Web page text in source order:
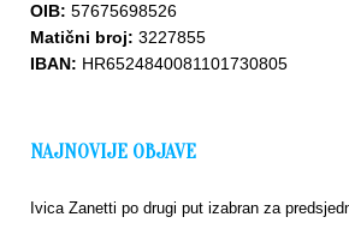
OIB: 57675698526
Matični broj: 3227855
IBAN: HR6524840081101730805
NAJNOVIJE OBJAVE
Ivica Zanetti po drugi put izabran za